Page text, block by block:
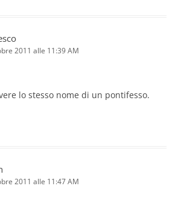
2011 alle 11:39 AM
lo stesso nome di un pontifesso.
2011 alle 11:47 AM